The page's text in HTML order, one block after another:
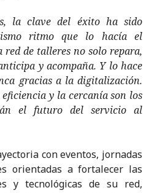
la clave del éxito ha sido
ritmo que lo hacía el
red de talleres no solo repara,
y acompaña. Y lo hace
gracias a la digitalización.
y la cercanía son los
el futuro del servicio al
con eventos, jornadas
orientadas a fortalecer las
y tecnológicas de su red,